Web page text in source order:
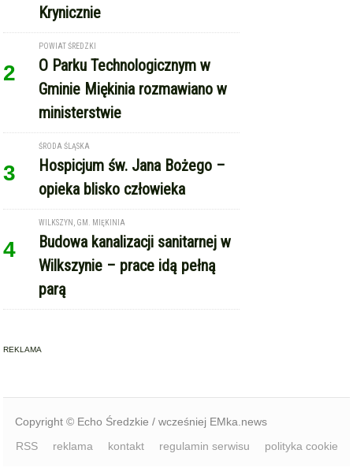
Krynicznie
2
POWIAT ŚREDZKI
O Parku Technologicznym w
Gminie Miękinia rozmawiano w
ministerstwie
3
ŚRODA ŚLĄSKA
Hospicjum św. Jana Bożego –
opieka blisko człowieka
4
WILKSZYN, GM. MIĘKINIA
Budowa kanalizacji sanitarnej w
Wilkszynie – prace idą pełną
parą
REKLAMA
Copyright © Echo Średzkie / wcześniej EMka.news
RSS
reklama kontakt regulamin serwisu polityka cookie